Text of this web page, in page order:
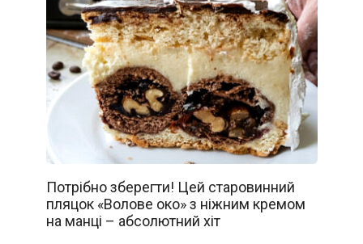
Потрібно зберегти! Цей старовинний
пляцок «Волове око» з ніжним кремом
на манці – абсолютний хіт